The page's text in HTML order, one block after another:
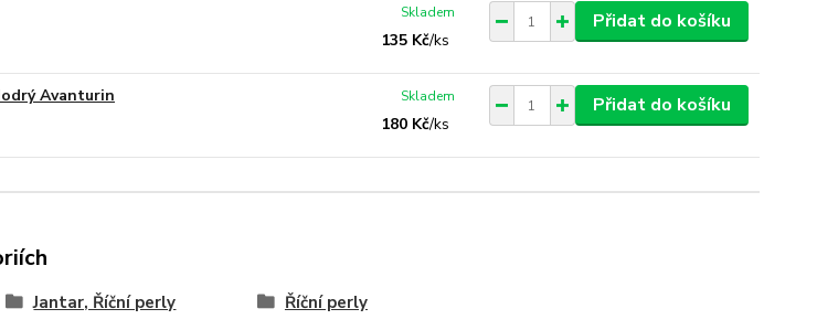
135 Kč/ks
Skladem Přidat do košíku
Avanturin
180 Kč/ks
Skladem Přidat do košíku
Jantar, Říční perly Říční perly